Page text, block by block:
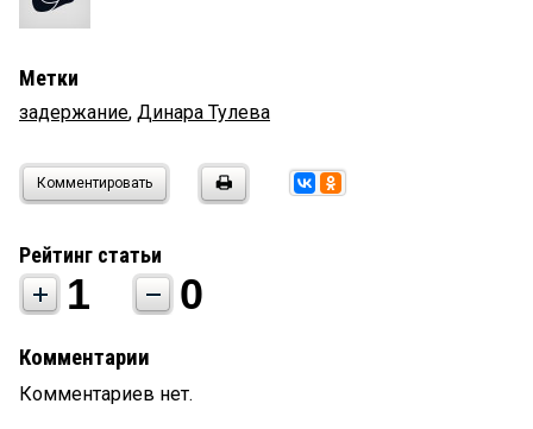
Метки
задержание, Динара Тулева
Комментировать
Рейтинг статьи
1 0
Комментарии
Комментариев нет.